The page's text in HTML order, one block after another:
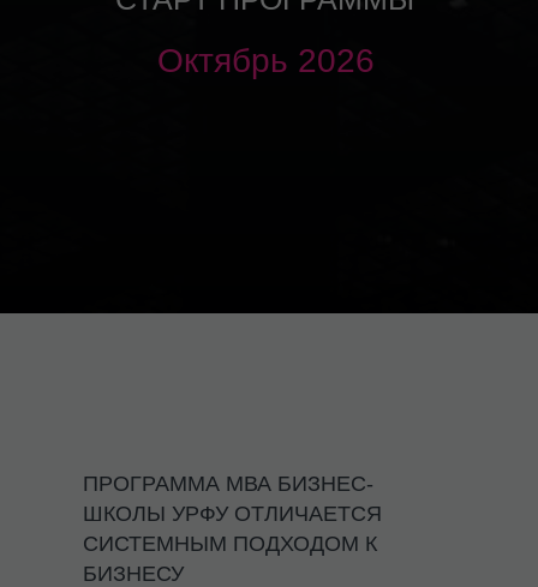
ПРОГРАММЫ ПРОДОЛЖАЕТСЯ
ПРОГРАММА МВА БИЗНЕС-
ШКОЛЫ УРФУ ОТЛИЧАЕТСЯ
СИСТЕМНЫМ ПОДХОДОМ К
БИЗНЕСУ